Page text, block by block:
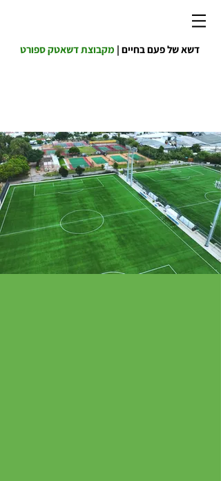
דשא של פעם בחיים | מקבוצת דשאטק ספורט